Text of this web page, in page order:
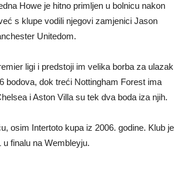
Howe je hitno primljen u bolnicu nakon
s klupe vodili njegovi zamjenici Jason
Unitedom.
ligi i predstoji im velika borba za ulazak
bodova, dok treći Nottingham Forest ima
i Aston Villa su tek dva boda iza njih.
osim Intertoto kupa iz 2006. godine. Klub je
finalu na Wembleyju.